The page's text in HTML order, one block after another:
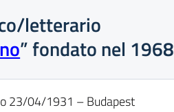
letterario
” fondato nel
23/04/1931 – Budapest